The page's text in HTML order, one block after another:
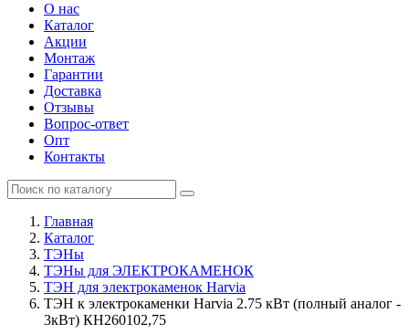
О нас
Каталог
Акции
Монтаж
Гарантии
Доставка
Отзывы
Вопрос-ответ
Опт
Контакты
Главная
Каталог
ТЭНы
ТЭНы для ЭЛЕКТРОКАМЕНОК
ТЭН для электрокаменок Harvia
ТЭН к электрокаменки Harvia 2.75 кВт (полный аналог -
3кВт) КН260102,75